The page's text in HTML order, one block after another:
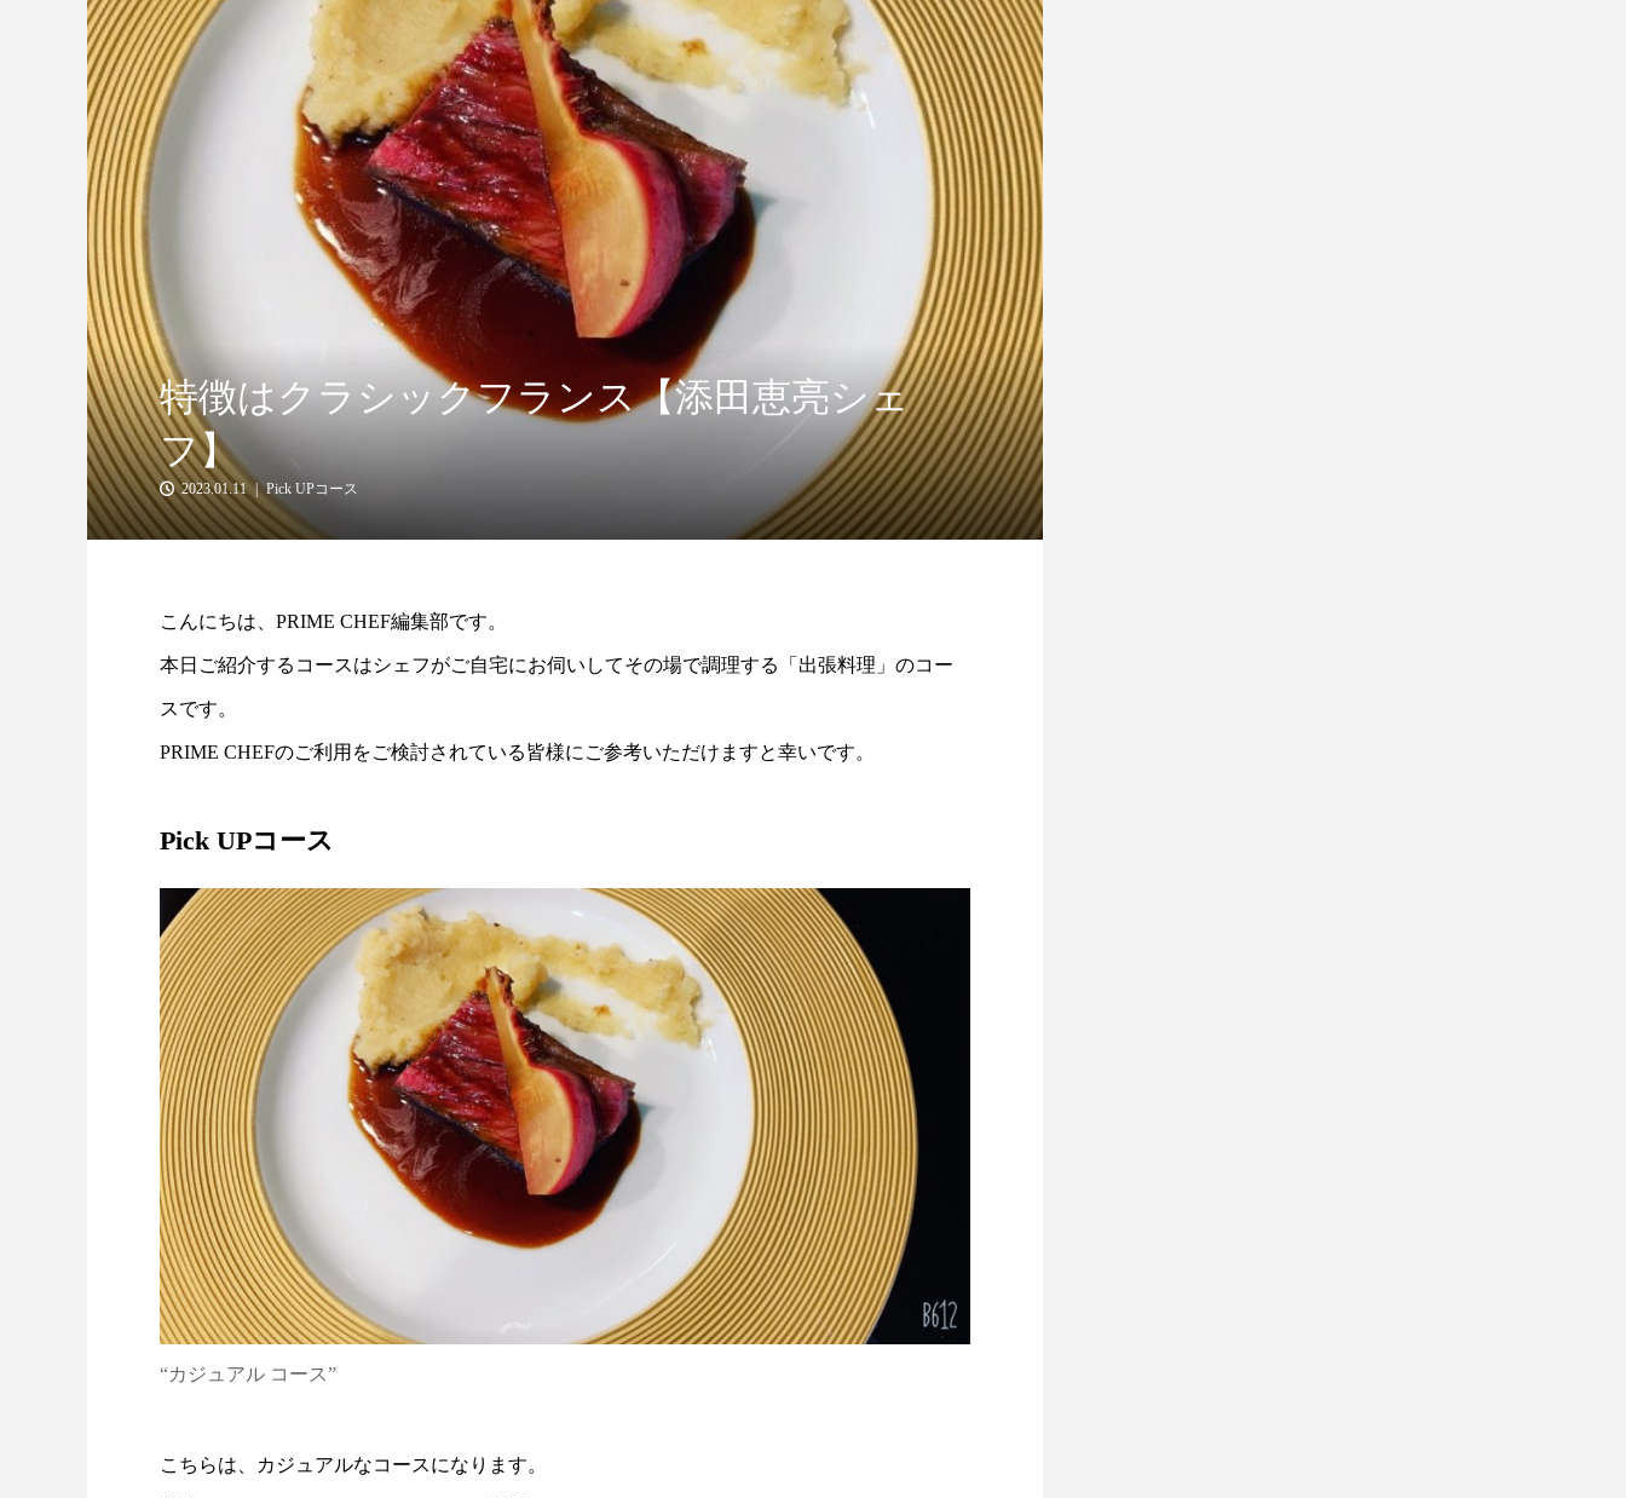
特徴はクラシックフランス【添田恵亮シェ
フ】
2023.01.11 Pick UPコース
こんにちは、PRIME CHEF編集部です。
本日ご紹介するコースはシェフがご自宅にお伺いしてその場で調理する「出張料理」のコー
スです。
PRIME CHEFのご利用をご検討されている皆様にご参考いただけますと幸いです。
Pick UPコース
“カジュアル コース”
こちらは、カジュアルなコースになります。